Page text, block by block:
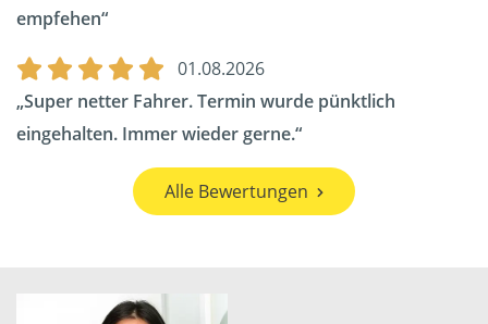
empfehen
01.08.2026
Super netter Fahrer. Termin wurde pünktlich
eingehalten. Immer wieder gerne.
Alle Bewertungen